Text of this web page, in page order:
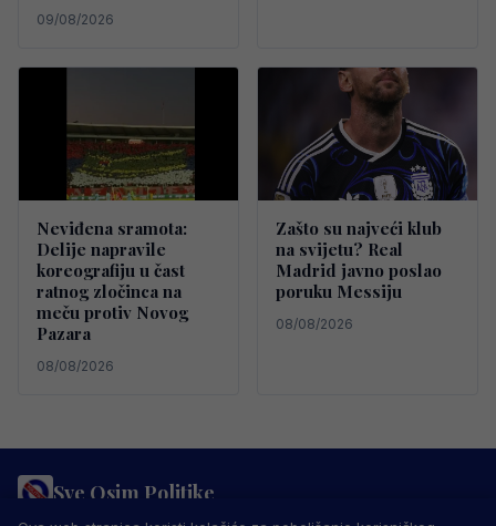
09/08/2026
Neviđena sramota:
Delije napravile
koreografiju u čast
ratnog zločinca na
meču protiv Novog
Pazara
08/08/2026
Zašto su najveći klub
na svijetu? Real
Madrid javno poslao
poruku Messiju
08/08/2026
Sve Osim Politike
PRAVILA PRIVATNOSTIMARKETING USLOVI KORIŠTENJA